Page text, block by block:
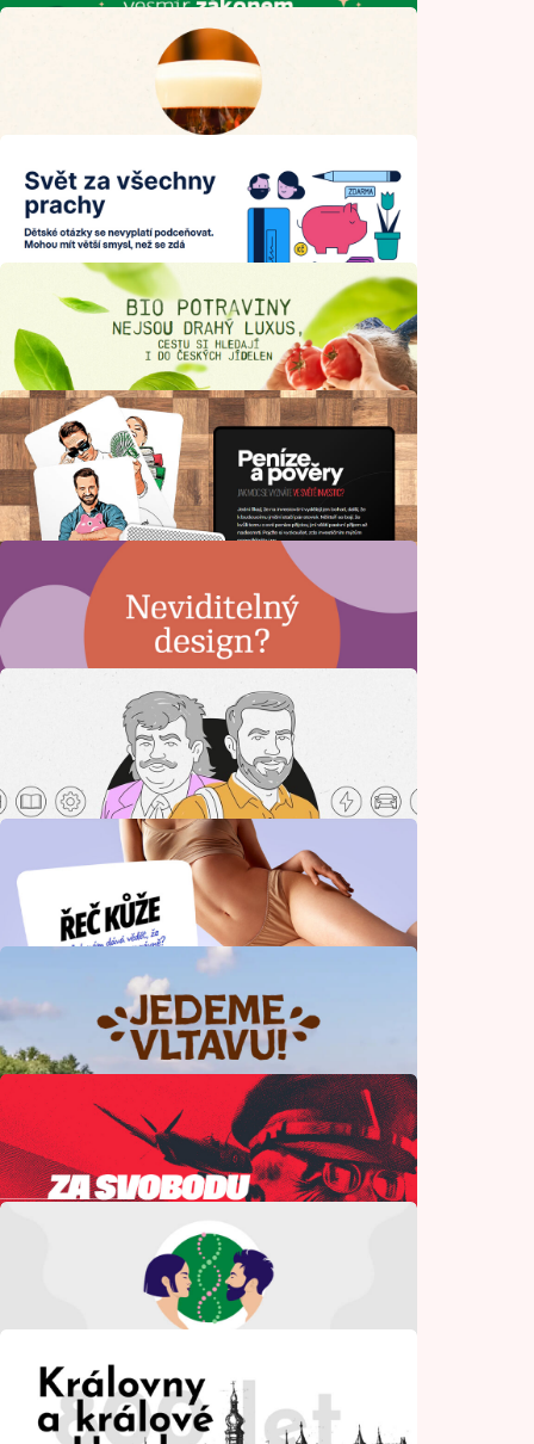
Na viděnou, plechovko!
Příroda a ekologie
Řídí se vesmír zákonem schválnosti?
Ostatní
Jedinečná chuť plzeňského piva
Historie
Svět za všechny prachy
Vzdělávání a práce
Biopotraviny nejsou drahý luxus
Gastronomie
Peníze a pověry. Jak moc se vyznáte ve
světě investic?
Neviditelný design?
Kultura a volný čas
Manuál k českému manažerovi včera
a dnes
Podnikání
Řeč kůže
Krása a móda
Jedeme Vltavu!
Za svobodu
Historie